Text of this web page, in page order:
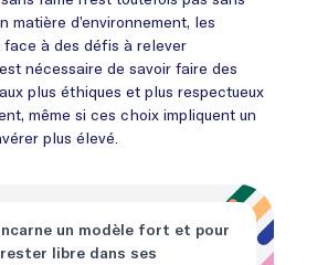
matière d’environnement, les
à des défis à relever
nécessaire de savoir faire des
plus éthiques et plus respectueux
même si ces choix impliquent un
plus élevé.
incarne un modèle fort et pour
libre dans ses